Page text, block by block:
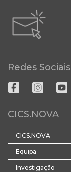
Redes Sociais
CICS.NOVA
CICS.NOVA
Equipa
Investigação